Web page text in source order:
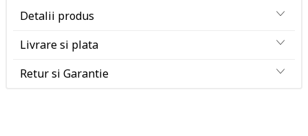
Detalii produs
Livrare si plata
Retur si Garantie